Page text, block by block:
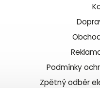
Podmínky
Zpětný odběr